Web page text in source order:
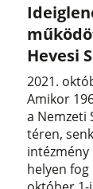
Hevesi
2021.
Amikor
a Nemzeti
téren,
helyen fog